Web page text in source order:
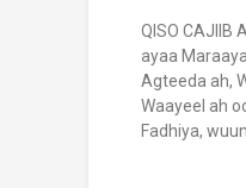
QISO CAJIIB
ayaa
Agteeda ah,
Waayeel ah
Fadhiya,